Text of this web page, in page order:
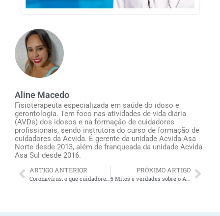
Aline Macedo
Fisioterapeuta especializada em saúde do idoso e
gerontologia. Tem foco nas atividades de vida diária
(AVDs) dos idosos e na formação de cuidadores
profissionais, sendo instrutora do curso de formação de
cuidadores da Acvida. É gerente da unidade Acvida Asa
Norte desde 2013, além de franqueada da unidade Acvida
Asa Sul desde 2016.
ARTIGO ANTERIOR PRÓXIMO ARTIGO